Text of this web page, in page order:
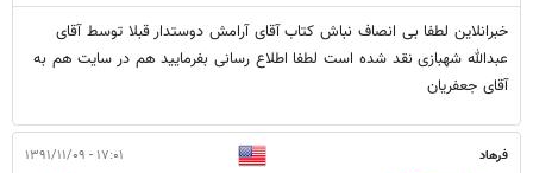
خبرانلاین لطفا بی انصاف نباش کتاب آقای آرامش دوستدار قبلا توسط آقای
عبدالله شهبازی نقد شده است لطفا اطلاع رسانی بفرمایید هم در سایت هم به
آقای جعفریان
فرهاد ۱۷:۰۱ - ۱۳۹۱/۱۱/۰۹